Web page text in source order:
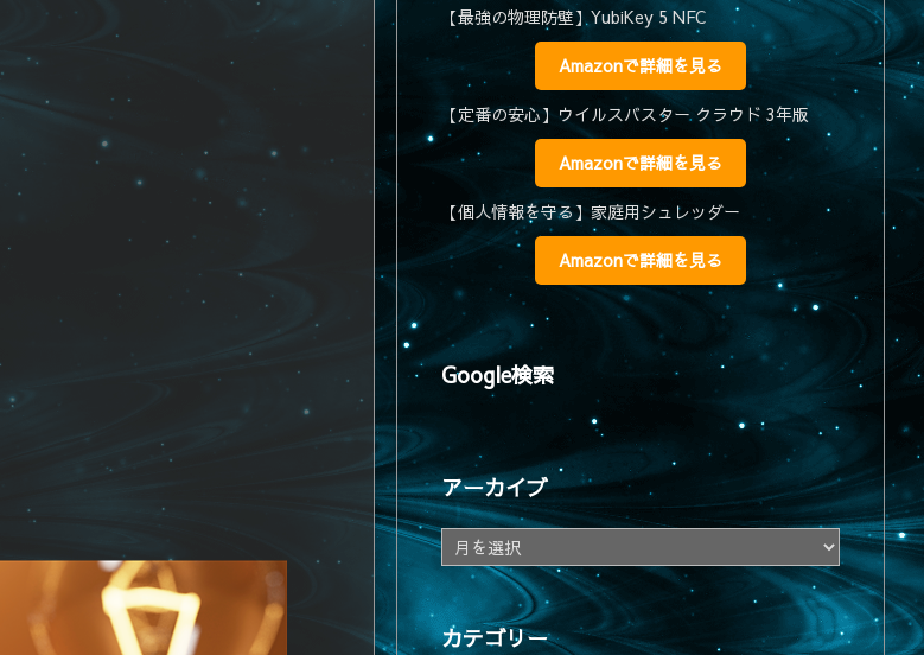
【最強の物理防壁】YubiKey 5 NFC
Amazonで詳細を見る
【定番の安心】ウイルスバスター クラウド 3年版
Amazonで詳細を見る
【個人情報を守る】家庭用シュレッダー
Amazonで詳細を見る
Google検索
アーカイブ
ー
カ
イ
ブ
カテゴリー